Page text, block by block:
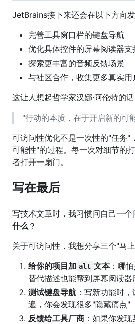
JetBrains接下来还会在以下方向发
完善工具窗口栏的键盘导航
优化具体控件的屏幕阅读器支
探索更丰富的音频反馈场景
与社区合作，收集更多真实用
这让人想起哲学家汉娜·阿伦特的话
"行动的本质，在于开启新的可
可访问性优化不是一次性的"任务"
可能性"的过程。每一次对细节的
者打开一扇门。
写在最后
写技术文章时，我习惯问自己一个
什么 ？
关于可访问性，我想分享三个"马
给你的项目加 alt 文本：哪
替代描述也能帮到屏幕阅读器
测试键盘导航 ：写新功能时
遍，你会发现很多"隐藏痛点"
反馈给工具厂商 ：如果你发